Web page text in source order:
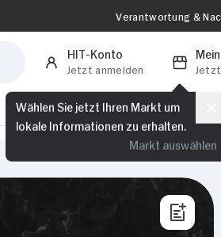
Verantwortung &
HIT-Konto
Jetzt anmelden
Wählen Sie jetzt Ihren Markt um
lokale Informationen zu erhalten.
Markt auswählen